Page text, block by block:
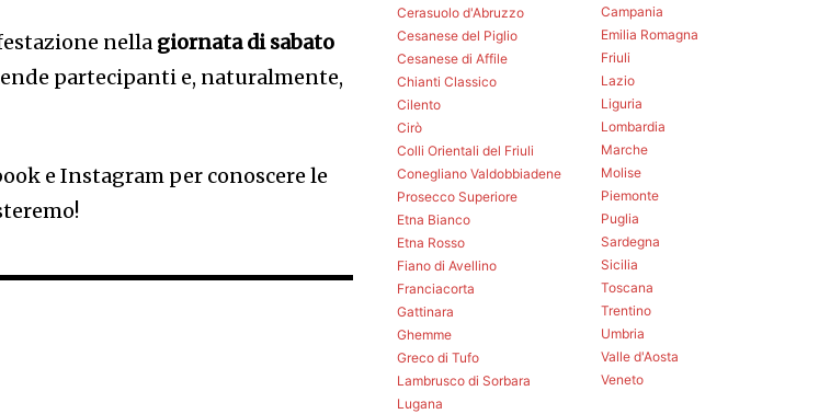
nella giornata di sabato
partecipanti e, naturalmente,
e Instagram per conoscere le
Cerasuolo d'Abruzzo
Cesanese del Piglio
Cesanese di Affile
Chianti Classico
Cilento
Cirò
Colli Orientali del Friuli
Conegliano Valdobbiadene
Prosecco Superiore
Etna Bianco
Etna Rosso
Fiano di Avellino
Franciacorta
Gattinara
Ghemme
Greco di Tufo
Lambrusco di Sorbara
Lugana
Campania
Emilia Romagna
Friuli
Lazio
Liguria
Lombardia
Marche
Molise
Piemonte
Puglia
Sardegna
Sicilia
Toscana
Trentino
Umbria
Valle d'Aosta
Veneto